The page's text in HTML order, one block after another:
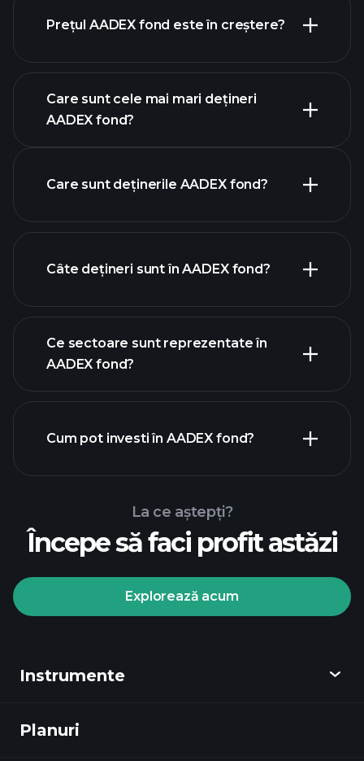
graficul avansat
Prețul AADEX fond este în creștere?
Care sunt cele mai mari dețineri
AADEX fond?
holdings
Care sunt deținerile AADEX fond?
holdings
Câte dețineri sunt în AADEX fond?
holdings
Ce sectoare sunt reprezentate în
AADEX fond?
Cum pot investi în AADEX fond?
recomandat
La ce aștepți?
Începe să faci profit astăzi
Explorează acum
Instrumente
Descoperă
Planuri